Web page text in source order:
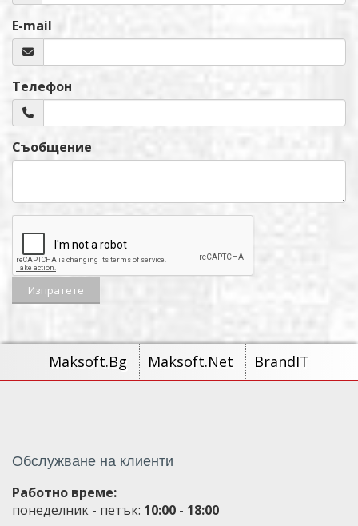
E-mail
Телефон
Съобщение
Maksoft.Bg Maksoft.Net BrandIT
Обслужване на клиенти
Работно време:
понеделник - петък: 10:00 - 18:00